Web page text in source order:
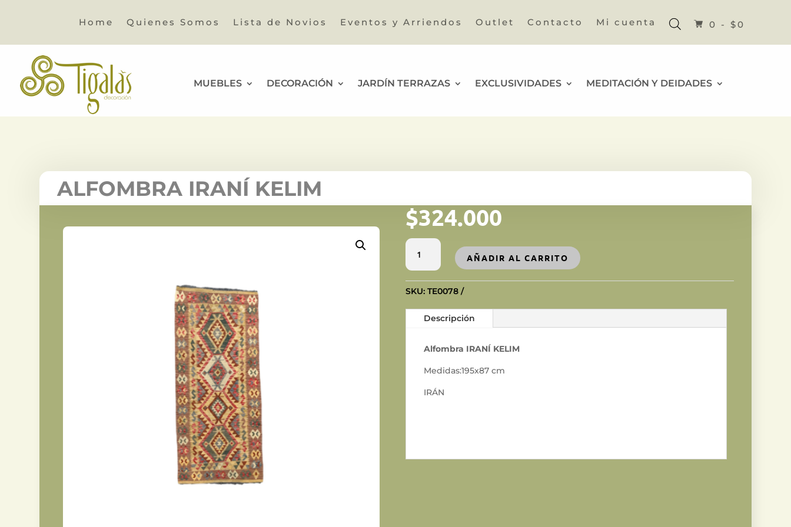
Home Quienes Somos Lista de Novios Eventos y Arriendos Outlet Contacto Mi cuenta 0 - $0
MUEBLES DECORACIÓN JARDÍN TERRAZAS EXCLUSIVIDADES MEDITACIÓN Y DEIDADES
ALFOMBRA IRANÍ KELIM
$324.000
ALFOMBRA
IRANÍ
KELIM
cantidad
AÑADIR AL CARRITO
SKU:TE0078
Descripción
Alfombra IRANÍ KELIM
Medidas:195x87 cm
IRÁN